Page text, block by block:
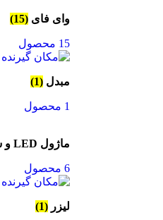
وای فای (15)
15 محصول
مبدل (1)
1 محصول
ماژول LED و سگمنت
6 محصول
لیزر (1)